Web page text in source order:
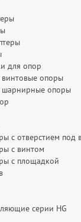
для опор
винтовые опоры
шарнирные опоры
с отверстием под
с винтом
с площадкой
серии HG